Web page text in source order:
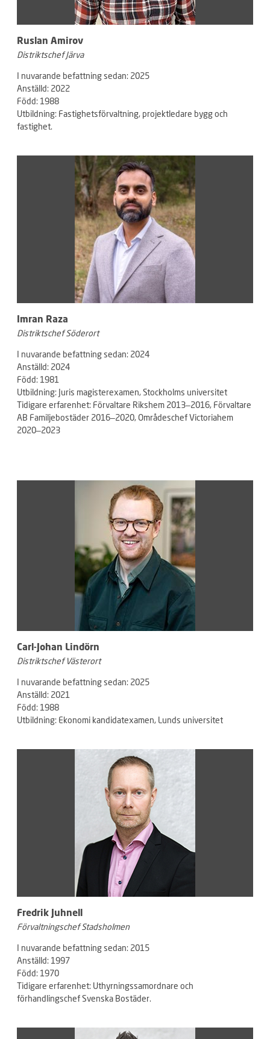
Ruslan Amirov
Distriktschef Järva
I nuvarande befattning sedan: 2025
Anställd: 2022
Född: 1988
Utbildning: Fastighetsförvaltning, projektledare bygg och
fastighet.
Imran Raza
Distriktschef Söderort
I nuvarande befattning sedan: 2024
Anställd: 2024
Född: 1981
Utbildning: Juris magisterexamen, Stockholms universitet
Tidigare erfarenhet: Förvaltare Rikshem 2013–2016, Förvaltare
AB Familjebostäder 2016–2020, Områdeschef Victoriahem
2020–2023
Carl-Johan Lindörn
Distriktschef Västerort
I nuvarande befattning sedan: 2025
Anställd: 2021
Född: 1988
Utbildning: Ekonomi kandidatexamen, Lunds universitet
Fredrik Juhnell
Förvaltningschef Stadsholmen
I nuvarande befattning sedan: 2015
Anställd: 1997
Född: 1970
Tidigare erfarenhet: Uthyrningssamordnare och
förhandlingschef Svenska Bostäder.